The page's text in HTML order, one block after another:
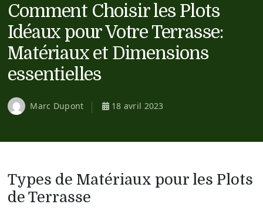
Comment Choisir les Plots
Idéaux pour Votre Terrasse:
Matériaux et Dimensions
essentielles
Marc Dupont 18 avril 2023
Types de Matériaux pour les Plots
de Terrasse